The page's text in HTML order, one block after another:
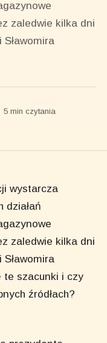
zaledwie kilka dni
5 min czytania
wystarcza
działań
zaledwie kilka dni
te szacunki i czy
źródłach?